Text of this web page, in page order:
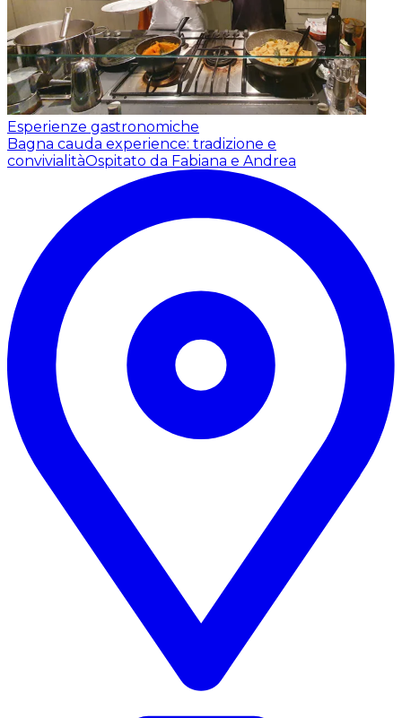
Esperienze gastronomiche
Bagna cauda experience: tradizione e
convivialitàOspitato da Fabiana e Andrea